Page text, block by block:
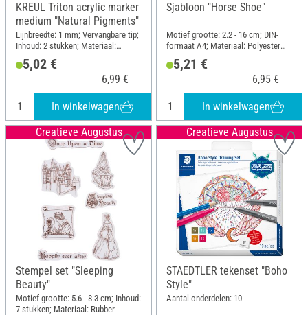
KREUL Triton acrylic marker
medium "Natural Pigments"
Lijnbreedte: 1 mm; Vervangbare tip;
Inhoud: 2 stukken; Materiaal:
5,02 €
6,99 €
In winkelwagen
Sjabloon "Horse Shoe"
Motief grootte: 2.2 - 16 cm; DIN-
formaat A4; Materiaal: Polyester
5,21 €
6,95 €
In winkelwagen
Creatieve Augustus
Stempel set "Sleeping
Beauty"
Motief grootte: 5.6 - 8.3 cm; Inhoud:
7 stukken; Materiaal: Rubber
Creatieve Augustus
STAEDTLER tekenset "Boho
Style"
Aantal onderdelen: 10